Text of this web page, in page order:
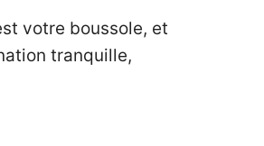
votre boussole, et
tranquille,